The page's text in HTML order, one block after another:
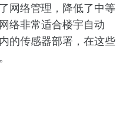
网络管理，降低了中等
络非常适合楼宇自动
的传感器部署，在这些